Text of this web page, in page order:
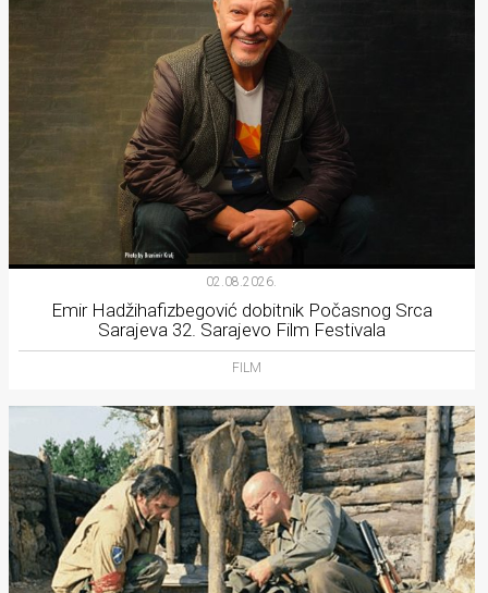
02.08.2026.
Emir Hadžihafizbegović dobitnik Počasnog Srca
Sarajeva 32. Sarajevo Film Festivala
FILM